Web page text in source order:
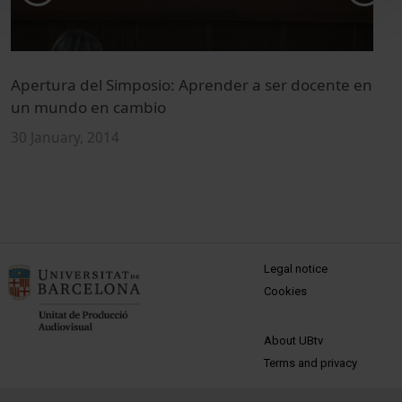
Apertura del Simposio: Aprender a ser docente en
un mundo en cambio
30 January, 2014
MENÚ PEU 1
Legal notice
Cookies
PEU 2
About UBtv
Terms and privacy